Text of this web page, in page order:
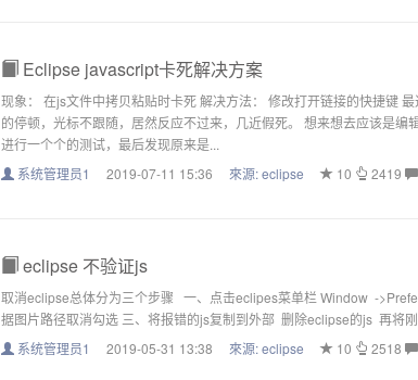
Eclipse javascript卡死解决方案
现象： 在js文件中拷贝粘贴时卡死 解决方法： 修改打开链接的快捷键
的停顿，光标不跟随，居然反应不过来，几近假死。 想来想去应该是
进行一个个的测试，最后发现原来是...
系统管理员1
2019-07-11 15:36 來源:eclipse 10 2419
eclipse 不验证js
取消eclipse总体分为三个步骤 一、点击eclipes菜单栏 Window -
据图片路径取消勾选 三、将报错的js复制到外部 删除eclipse的js 再将
系统管理员1
2019-05-31 13:38 來源:eclipse 10 2518